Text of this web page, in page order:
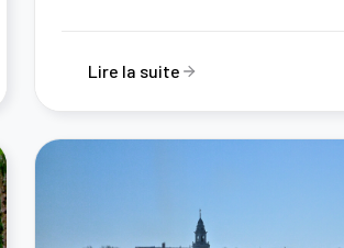
Lire la suite